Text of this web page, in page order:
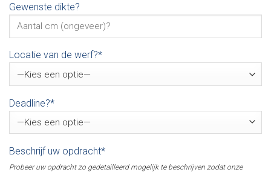
Gewenste dikte?
Locatie van de werf?*
Deadline?*
Beschrijf uw opdracht*
Probeer uw opdracht zo gedetailleerd mogelijk te beschrijven zodat onze